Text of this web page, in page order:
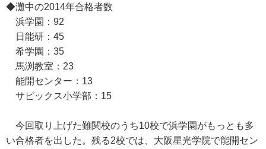
◆灘中の2014年合格者数
浜学園：92
日能研：45
希学園：35
馬渕教室：23
能開センター：13
サピックス小学部：15
今回取り上げた難関校のうち10校で浜学園がもっとも多
い合格者を出した。残る2校では、大阪星光学院で能開セン